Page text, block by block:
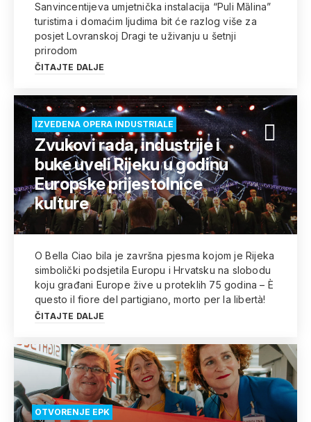
Sanvincentijeva umjetnička instalacija “Puli Mȁlina”
turistima i domaćim ljudima bit će razlog više za
posjet Lovranskoj Dragi te uživanju u šetnji
prirodom
ČITAJTE DALJE
IZVEDENA OPERA INDUSTRIALE
Zvukovi rada, industrije i
buke uveli Rijeku u godinu
Europske prijestolnice
kulture
O Bella Ciao bila je završna pjesma kojom je Rijeka
simbolički podsjetila Europu i Hrvatsku na slobodu
koju građani Europe žive u proteklih 75 godina – È
questo il fiore del partigiano, morto per la libertà!
ČITAJTE DALJE
OTVORENJE EPK